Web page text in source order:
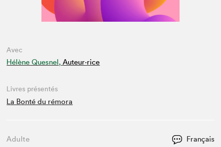
Avec
Hélène Quesnel, Auteur·rice
Livres présentés
La Bonté du rémora
Adulte Français